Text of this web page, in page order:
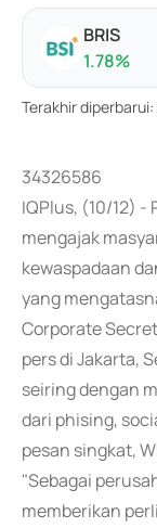
BRIS
1.78%
Terakhir diperbarui:
34326586
IQPlus, (10/12) -
mengajak
kewaspadaan
yang
Corporate
pers di Jakarta,
seiring dengan
dari phising,
pesan singkat,
"Sebagai
memberikan